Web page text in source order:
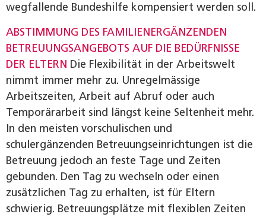
wegfallende Bundeshilfe kompensiert werden soll.
ABSTIMMUNG DES FAMILIENERGÄNZENDEN
BETREUUNGSANGEBOTS AUF DIE BEDÜRFNISSE
DER ELTERN Die Flexibilität in der Arbeitswelt
nimmt immer mehr zu. Unregelmässige
Arbeitszeiten, Arbeit auf Abruf oder auch
Temporärarbeit sind längst keine Seltenheit mehr.
In den meisten vorschulischen und
schulergänzenden Betreuungseinrichtungen ist die
Betreuung jedoch an feste Tage und Zeiten
gebunden. Den Tag zu wechseln oder einen
zusätzlichen Tag zu erhalten, ist für Eltern
schwierig. Betreuungsplätze mit flexiblen Zeiten